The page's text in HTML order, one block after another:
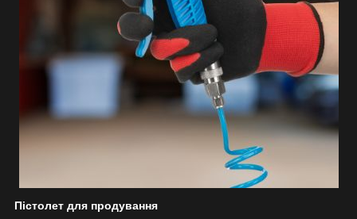
Пістолет для продування